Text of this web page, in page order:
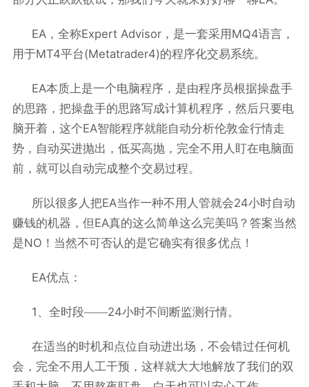
EA，全称Expert Advisor，是一套采用 MQ4语言，
用于MT4平台(Metatrader4)的程序化交易系统。
EA本质上是一个电脑程序，是由程序员根据操盘手
的思路，把操盘手的思路写成计算机程序，然后只要电
脑开着，这个EA智能程序就能自动分析伦敦金行情走
势，自动买进抛出，低买高抛，完全不用人盯在电脑面
前，就可以自动完成整个交易过程。
所以很多人把EA当作一种不用人管就会24小时自动
赚钱的机器，但EA真的这么简单这么完美吗？答案当然
是NO ！当然不可否认的是它确实有很多优点！
EA优点：
1 、全时段——24小时不间断监测行情。
在适当的时机和点位自动进出场，不会错过任何机
会，完全不用人工干预，这样就大大地解放了我们的双